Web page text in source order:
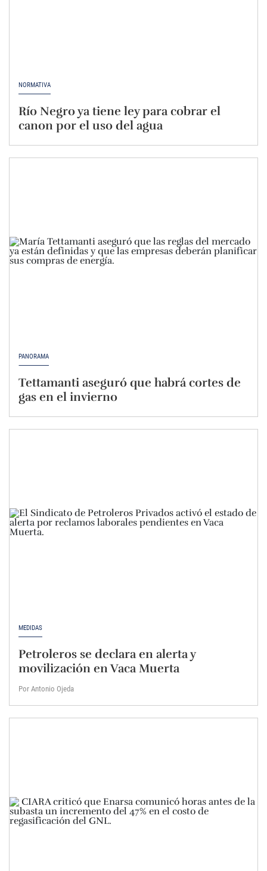
NORMATIVA
Río Negro ya tiene ley para cobrar el
canon por el uso del agua
PANORAMA
Tettamanti aseguró que habrá cortes de
gas en el invierno
MEDIDAS
Petroleros se declara en alerta y
movilización en Vaca Muerta
Por Antonio Ojeda